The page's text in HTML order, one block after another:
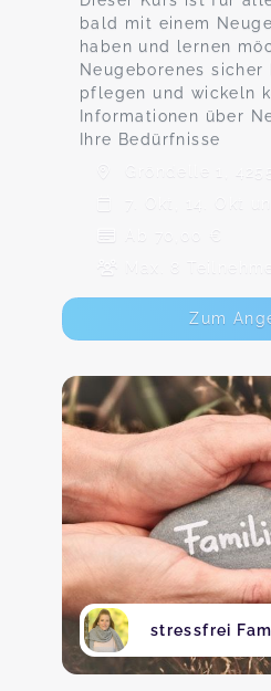
bald mit einem
haben und lernen
Neugeborenes sicher
pflegen und wickeln
Informationen über
Ihre Bedürfnisse
Gröndelle 1,
7. Okt, 14. Okt
Ab 70,00 €
Max. 8
Zum
stressfrei